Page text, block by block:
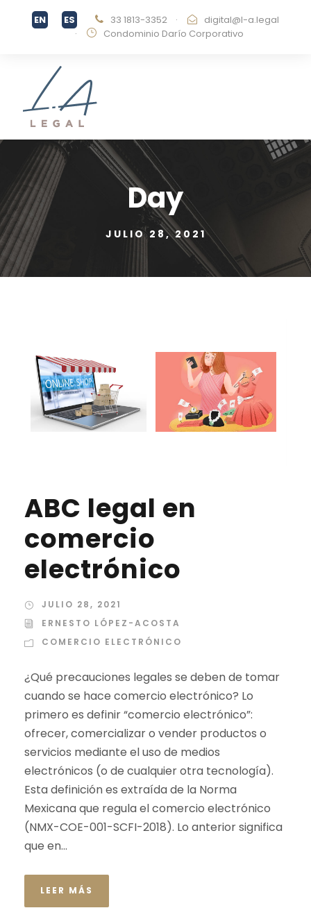
33 1813-3352 ·
digital@l-a.legal
·
Condominio Darío Corporativo
Day
JULIO 28, 2021
ABC legal en
comercio
electrónico
JULIO 28, 2021
ERNESTO LÓPEZ-ACOSTA
COMERCIO ELECTRÓNICO
¿Qué precauciones legales se deben de tomar
cuando se hace comercio electrónico? Lo
primero es definir “comercio electrónico”:
ofrecer, comercializar o vender productos o
servicios mediante el uso de medios
electrónicos (o de cualquier otra tecnología).
Esta definición es extraída de la Norma
Mexicana que regula el comercio electrónico
(NMX-COE-001-SCFI-2018). Lo anterior significa
que en...
LEER MÁS